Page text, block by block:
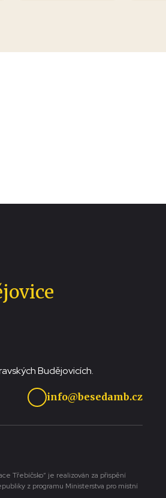
Budějovicích.
info@besedamb.cz
Třebíčsko“ je realizován za přispění
z programu Ministerstva pro místní